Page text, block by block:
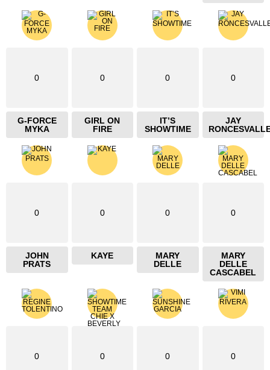
0
G-FORCE
MYKA
0
GIRL ON
FIRE
0
IT’S
SHOWTIME
0
JAY
0
JOHN
PRATS
0
KAYE
0
MARY
DELLE
0
MARY
DELLE
CASCABEL
0 0 0 0